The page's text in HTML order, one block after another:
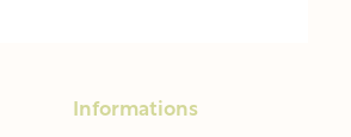
Informations